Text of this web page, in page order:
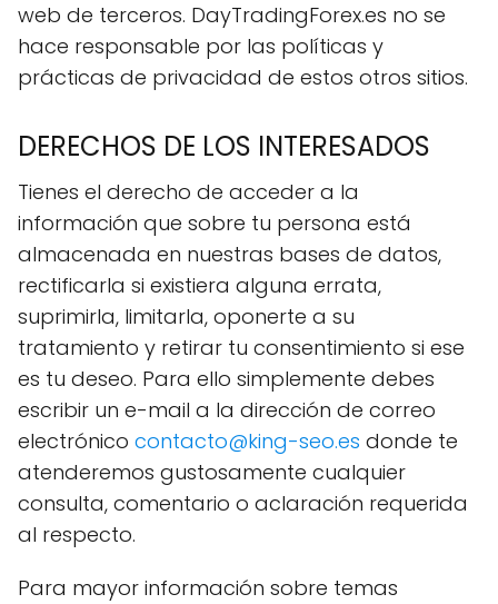
web de terceros. DayTradingForex.es no se
hace responsable por las políticas y
prácticas de privacidad de estos otros sitios.
DERECHOS DE LOS INTERESADOS
Tienes el derecho de acceder a la
información que sobre tu persona está
almacenada en nuestras bases de datos,
rectificarla si existiera alguna errata,
suprimirla, limitarla, oponerte a su
tratamiento y retirar tu consentimiento si ese
es tu deseo. Para ello simplemente debes
escribir un e-mail a la dirección de correo
electrónico contacto@king-seo.es donde te
atenderemos gustosamente cualquier
consulta, comentario o aclaración requerida
al respecto.
Para mayor información sobre temas